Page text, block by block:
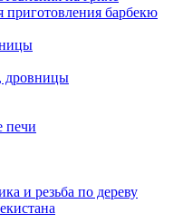
барбекю
дровницы
печи
и резьба по дереву